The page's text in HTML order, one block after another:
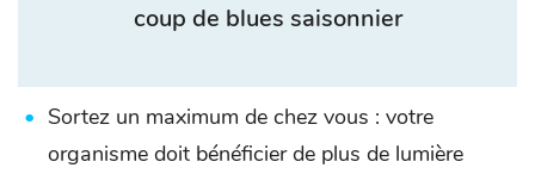
coup de blues saisonnier
Sortez un maximum de chez vous : votre
organisme doit bénéficier de plus de lumière